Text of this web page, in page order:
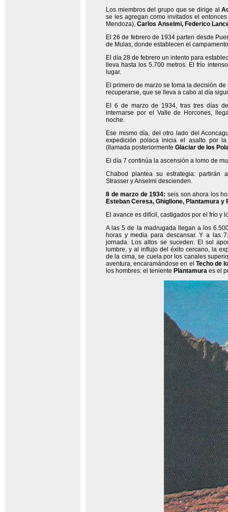
Los miembros del grupo que se dirige al
se les agregan como invitados el
Mendoza), Carlos Anselmi, Federico
El 26 de febrero de 1934 parten desde
de Mulas, donde establecen el
El día 28 de febrero un intento para
lleva hasta los 5.700 metros. El frío
lugar.
El primero de marzo se toma la decisión
recuperarse, que se lleva a cabo al día
El 6 de marzo de 1934, tras tres días
internarse por el Valle de Horcones,
noche.
Ese mismo día, del otro lado del
expedición polaca inicia el asalto por
(llamada posteriormente Glaciar de los
El día 7 continúa la ascensión a lomo de
Chabod plantea su estrategia: partirán
Strasser y Anselmi descienden.
8 de marzo de 1934: seis son ahora los
Esteban Ceresa, Ghiglione, Plantamura y
El avance es difícil, castigados por el frío y
A las 5 de la madrugada llegan a los
horas y media para descansar. Y a las
jornada. Los altos se suceden. El sol
lumbre, y al influjo del éxito cercano, la
de la cima, se cuela por los canales
aventura, encaramándose en el Techo de
los hombres: el teniente Plantamura es el